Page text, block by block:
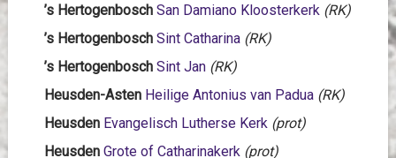
’s Hertogenbosch San Damiano Kloosterkerk (RK)
’s Hertogenbosch Sint Catharina (RK)
’s Hertogenbosch Sint Jan (RK)
Heusden-Asten Heilige Antonius van Padua (RK)
Heusden Evangelisch Lutherse Kerk (prot)
Heusden Grote of Catharinakerk (prot)